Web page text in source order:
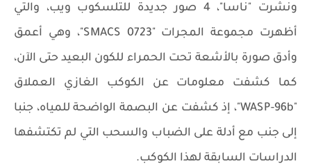
ونشرت "ناسا"، 4 صور جديدة للتلسكوب ويب، والتي
أظهرت مجموعة المجرات "SMACS 0723"، وهي أعمق
وأدق صورة بالأشعة تحت الحمراء للكون البعيد حتى الآن،
كما كشفت معلومات عن الكوكب الغازي العملاق
"
WASP-96b"، إذ كشفت عن البصمة الواضحة للمياه، جنبا
إلى جنب مع أدلة على الضباب والسحب التي لم تكتشفها
الدراسات السابقة لهذا الكوكب.